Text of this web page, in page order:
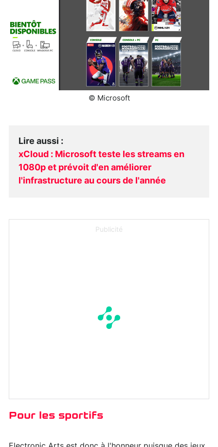
© Microsoft
Lire aussi :
xCloud : Microsoft teste les streams en
1080p et prévoit d'en améliorer
l'infrastructure au cours de l'année
Publicité
Pour les sportifs